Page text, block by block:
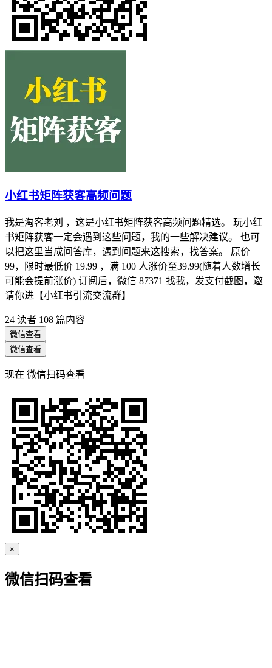
小红书矩阵获客高频问题
我是淘客老刘 ，这是小红书矩阵获客高频问题精选。 玩小红
书矩阵获客一定会遇到这些问题，我的一些解决建议。 也可
以把这里当成问答库，遇到问题来这搜索，找答案。 原价
99，限时最低价 19.99 ，满 100 人涨价至39.99(随着人数增长
可能会提前涨价) 订阅后，微信 87371 找我，发支付截图，邀
请你进【小红书引流交流群】
24 读者 108 篇内容
微信查看
微信查看
现在 微信扫码查看
×
微信扫码查看